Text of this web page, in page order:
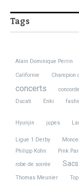
Tags
Alain Dominique Perrin
Californie Champion
concerts concorde
Ducati
Enki
Hyunjin jupes
Ligue 1 Derby
Philipp Köhn
Pink
robe de soirée
Sacs
Thomas Meunier